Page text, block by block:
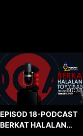
50:38
EPISOD 18-PODCAST
BERKAT HALALAN